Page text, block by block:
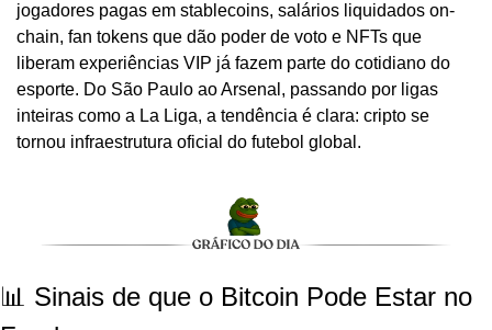
jogadores pagas em stablecoins, salários liquidados on-
chain, fan tokens que dão poder de voto e NFTs que
liberam experiências VIP já fazem parte do cotidiano do
esporte. Do São Paulo ao Arsenal, passando por ligas
inteiras como a La Liga, a tendência é clara: cripto se
tornou infraestrutura oficial do futebol global.
📊 Sinais de que o Bitcoin Pode Estar no